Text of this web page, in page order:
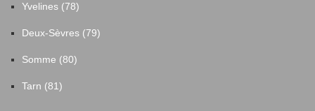
Yvelines (78)
Deux-Sèvres (79)
Somme (80)
Tarn (81)